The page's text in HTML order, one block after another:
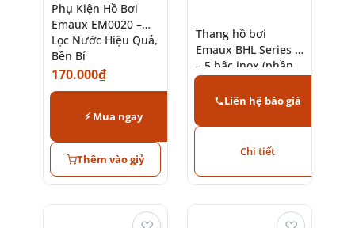
Phụ Kiện Hồ Bơi
Emaux EM0020 –
Lọc Nước Hiệu Quả,
Bền Bỉ
170.000₫
⚡ Mua ngay
Thêm vào giỷ
Thang hồ bơi
Emaux BHL Series 2
– 5 bậc inox (phần
dưới)
Liên hệ báo giá
Chi tiết